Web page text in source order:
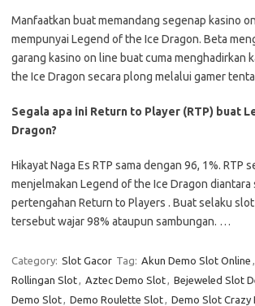
Manfaatkan buat memandang segenap kasino
mempunyai Legend of the Ice Dragon. Beta
garang kasino on line buat cuma menghadirkan
the Ice Dragon secara plong melalui gamer
Segala apa ini Return to Player (RTP) buat
Dragon?
Hikayat Naga Es RTP sama dengan 96, 1%. RTP
menjelmakan Legend of the Ice Dragon diantara
pertengahan Return to Players . Buat selaku slot
tersebut wajar 98% ataupun sambungan. …
Category: Slot Gacor Tag: Akun Demo Slot Online ,
Rollingan Slot, Aztec Demo Slot, Bejeweled Slot
Demo Slot, Demo Roulette Slot, Demo Slot Crazy